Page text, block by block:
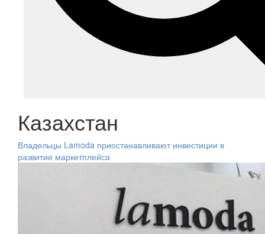
Казахстан
Владельцы Lamoda приостанавливают инвестиции в
развитие маркетплейса